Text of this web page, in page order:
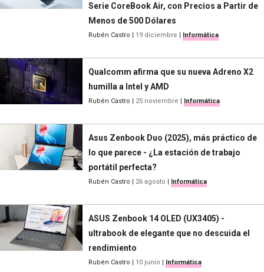
Serie CoreBook Air, con Precios a Partir de
Menos de 500 Dólares
Rubén Castro | 19 diciembre | Informática
Qualcomm afirma que su nueva Adreno X2
humilla a Intel y AMD
Rubén Castro | 25 noviembre | Informática
Asus Zenbook Duo (2025), más práctico de
lo que parece - ¿La estación de trabajo
portátil perfecta?
Rubén Castro | 26 agosto | Informática
ASUS Zenbook 14 OLED (UX3405) -
ultrabook de elegante que no descuida el
rendimiento
Rubén Castro | 10 junio | Informática